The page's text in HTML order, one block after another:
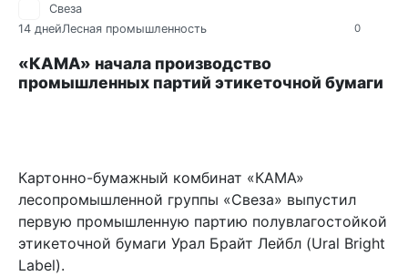
0
Свеза
14 днейЛесная промышленность
«КАМА» начала производство
промышленных партий этикеточной бумаги
Картонно-бумажный комбинат «КАМА»
лесопромышленной группы «Свеза» выпустил
первую промышленную партию полувлагостойкой
этикеточной бумаги Урал Брайт Лейбл (Ural Bright
Label).